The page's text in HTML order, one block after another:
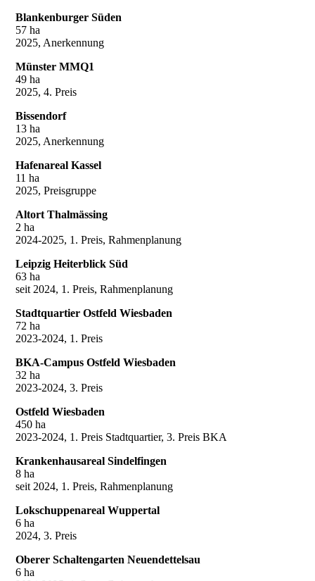
Blankenburger Süden
57 ha
2025, Anerkennung
Münster MMQ1
49 ha
2025, 4. Preis
Bissendorf
13 ha
2025, Anerkennung
Hafenareal Kassel
11 ha
2025, Preisgruppe
Altort Thalmässing
2 ha
2024-2025, 1. Preis, Rahmenplanung
Leipzig Heiterblick Süd
63 ha
seit 2024, 1. Preis, Rahmenplanung
Stadtquartier Ostfeld Wiesbaden
72 ha
2023-2024, 1. Preis
BKA-Campus Ostfeld Wiesbaden
32 ha
2023-2024, 3. Preis
Ostfeld Wiesbaden
450 ha
2023-2024, 1. Preis Stadtquartier, 3. Preis BKA
Krankenhausareal Sindelfingen
8 ha
seit 2024, 1. Preis, Rahmenplanung
Lokschuppenareal Wuppertal
6 ha
2024, 3. Preis
Oberer Schaltengarten Neuendettelsau
6 ha